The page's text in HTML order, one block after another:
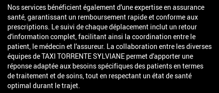
Nos services bénéficient également d'une expertise en assurance
santé, garantissant un remboursement rapide et conforme aux
prescriptions. Le suivi de chaque déplacement inclut un retour
d'information complet, facilitant ainsi la coordination entre le
patient, le médecin et l'assureur. La collaboration entre les diverses
équipes de TAXI TORRENTE SYLVIANE permet d'apporter une
réponse adaptée aux besoins spécifiques des patients en termes
de traitement et de soins, tout en respectant un état de santé
optimal durant le trajet.